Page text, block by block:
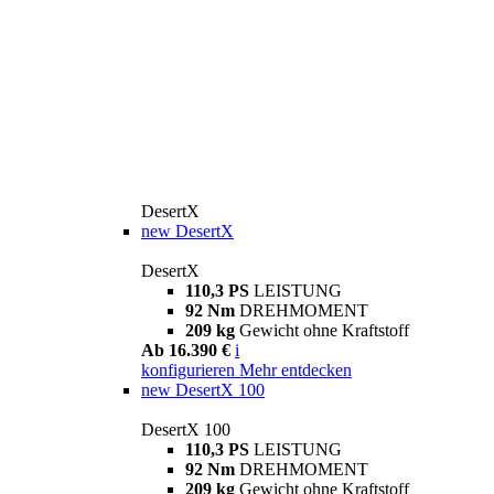
DesertX
new DesertX
DesertX
110,3 PS LEISTUNG
92 Nm DREHMOMENT
209 kg Gewicht ohne Kraftstoff
Ab 16.390 € i
konfigurieren Mehr entdecken
new DesertX 100
DesertX 100
110,3 PS LEISTUNG
92 Nm DREHMOMENT
209 kg Gewicht ohne Kraftstoff